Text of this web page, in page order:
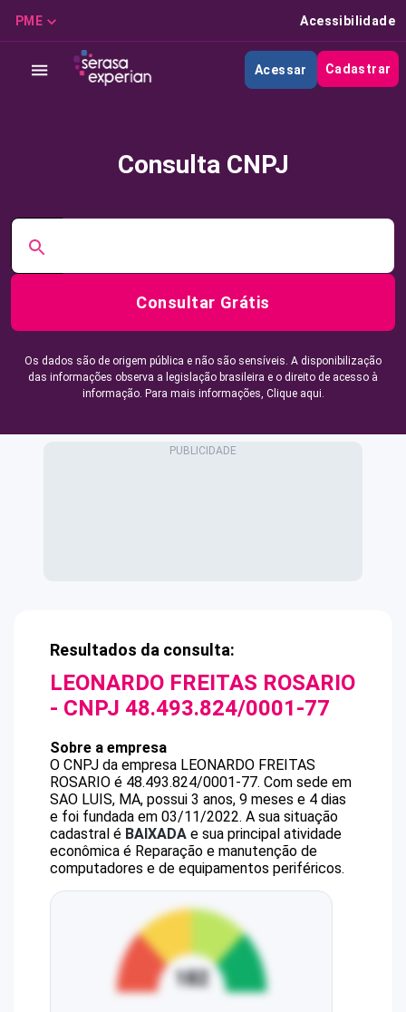
PME Acessibilidade
Acessar Cadastrar
Consulta CNPJ
Consultar Grátis
Os dados são de origem pública e não são sensíveis. A disponibilização
das informações observa a legislação brasileira e o direito de acesso à
informação. Para mais informações, Clique aqui.
Resultados da consulta:
LEONARDO FREITAS ROSARIO
- CNPJ 48.493.824/0001-77
Sobre a empresa
O CNPJ da empresa LEONARDO FREITAS
ROSARIO é 48.493.824/0001-77. Com sede em
SAO LUIS, MA, possui 3 anos, 9 meses e 4 dias
e foi fundada em 03/11/2022. A sua situação
cadastral é BAIXADA e sua principal atividade
econômica é Reparação e manutenção de
computadores e de equipamentos periféricos.